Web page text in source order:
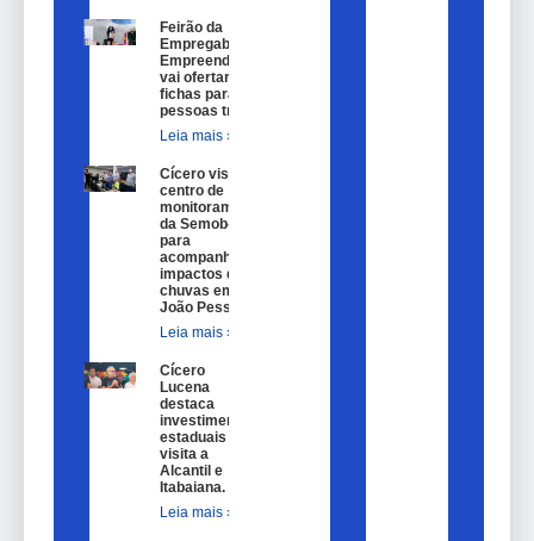
Feirão da
Empregabilidade e
Empreendedorismo
vai ofertar 100
fichas para
pessoas trans.
Leia mais »
Cícero visita
centro de
monitoramento
da Semob-JP
para
acompanhar
impactos das
chuvas em
João Pessoa.
Leia mais »
Cícero
Lucena
destaca
investimentos
estaduais em
visita a
Alcantil e
Itabaiana.
Leia mais »